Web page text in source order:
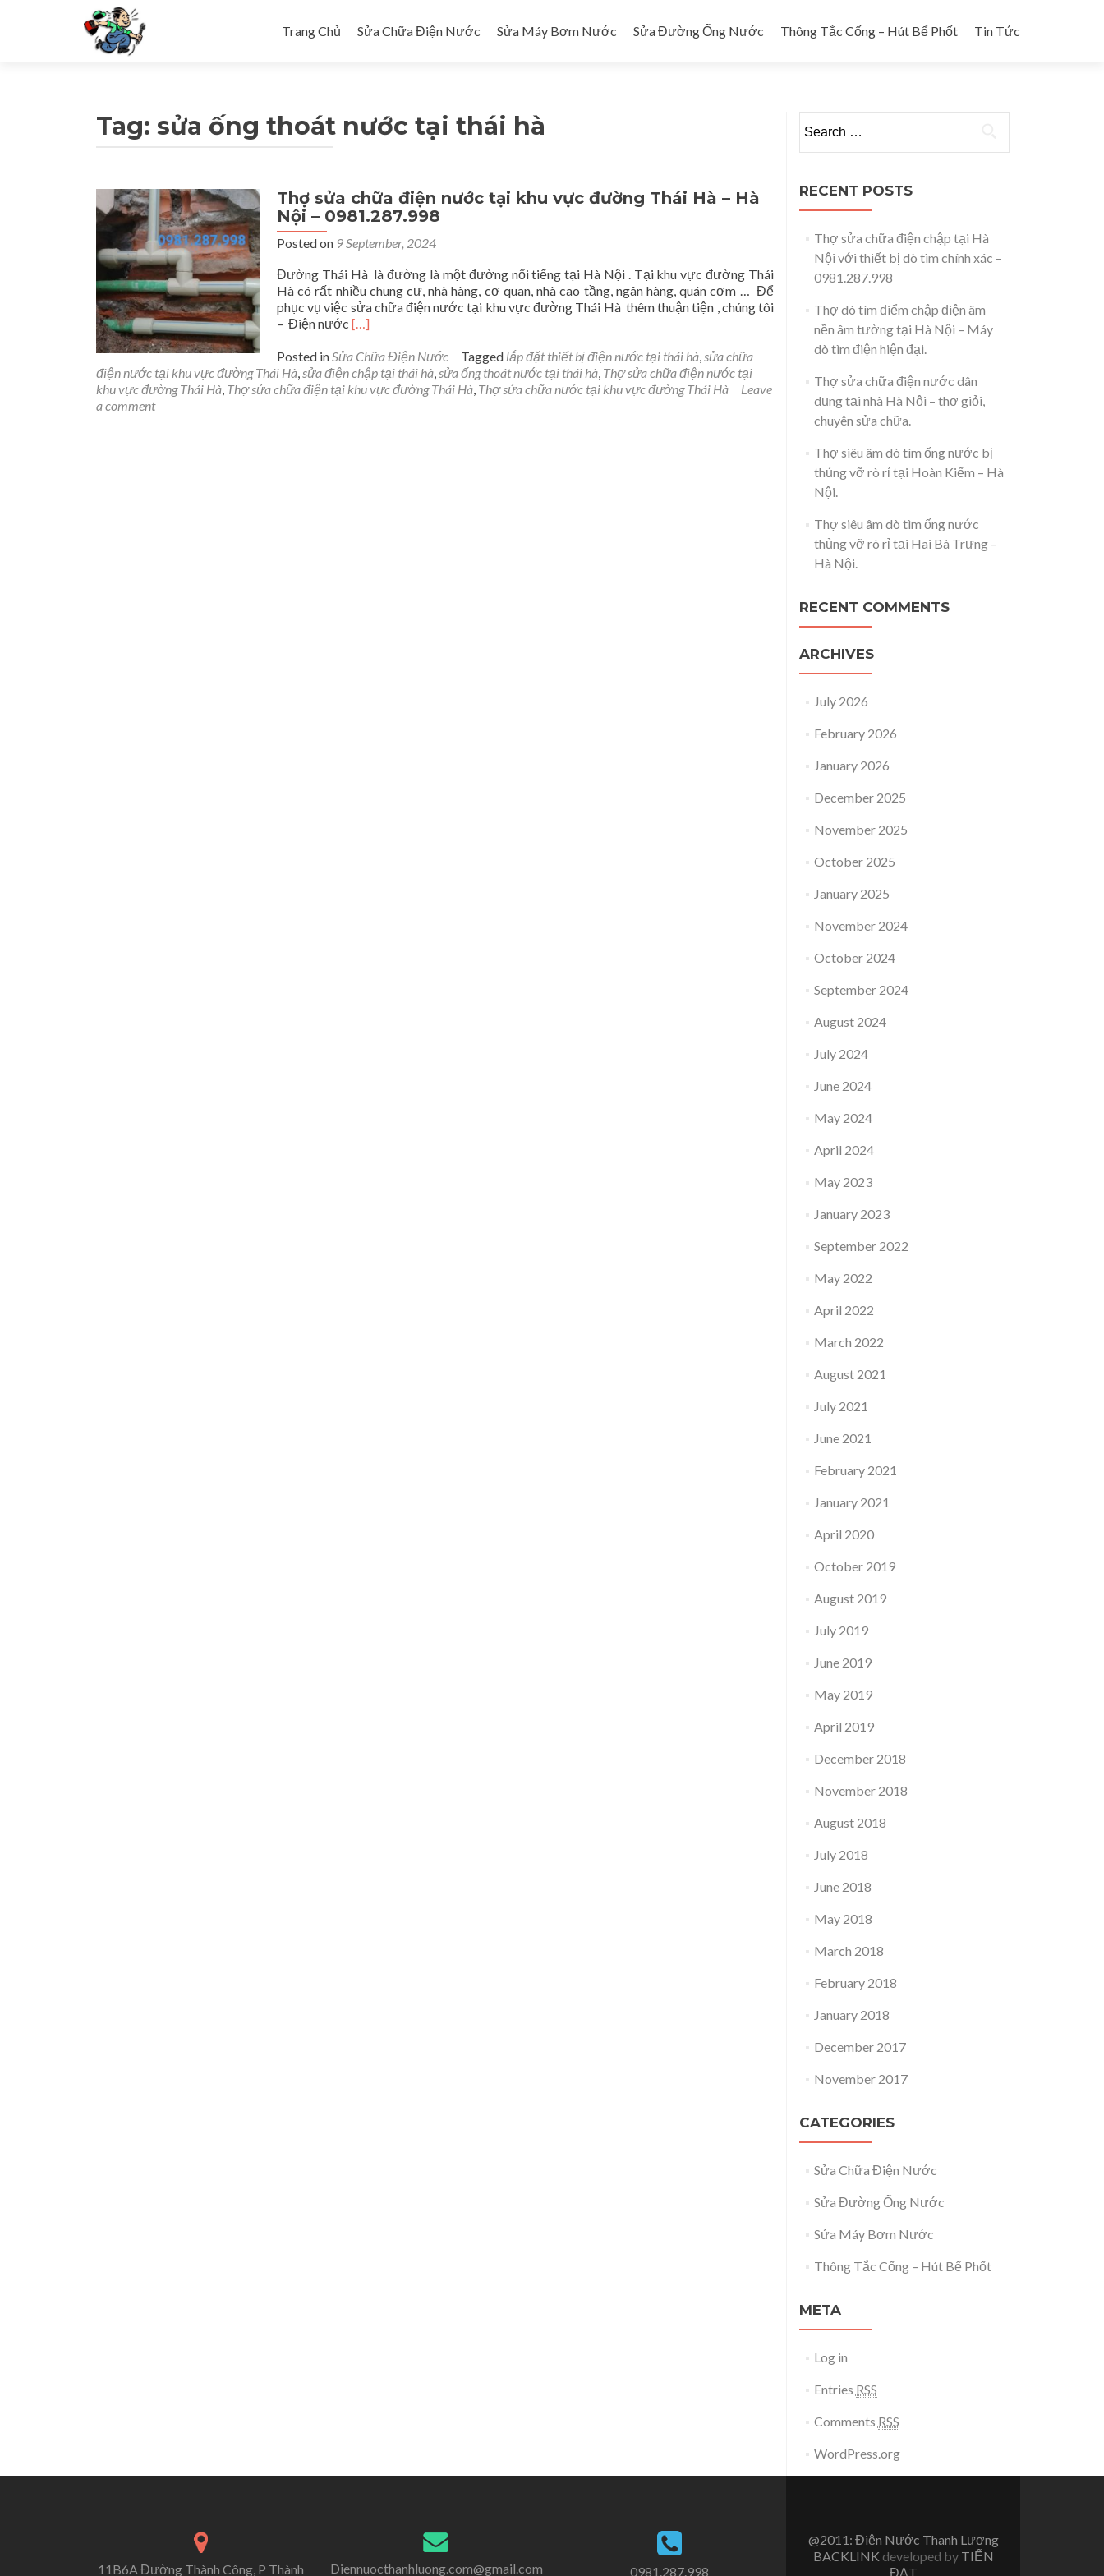
Trang Chủ
Sửa Chữa Điện Nước Sửa Máy Bơm Nước Sửa Đường Ống Nước Thông Tắc Cống – Hút Bể Phốt Tin Tức
Tag: sửa ống thoát nước tại thái hà
Thợ sửa chữa điện nước tại khu vực đường Thái Hà – Hà
Nội – 0981.287.998
Posted on 9 September, 2024
Đường Thái Hà là đường là một đường nổi tiếng tại Hà Nội . Tại khu vực đường Thái
Hà có rất nhiều chung cư, nhà hàng, cơ quan, nhà cao tầng, ngân hàng, quán cơm … Để
phục vụ việc sửa chữa điện nước tại khu vực đường Thái Hà thêm thuận tiện , chúng tôi
– Điện nước Read
about
Thợ
sửa
[…]
Posted inSửa Chữa Điện Nước Tagged lắp đặt thiết bị điện nước tại thái hà,sửa chữa
điện nước tại khu vực đường Thái Hà,sửa điện chập tại thái hà,sửa ống thoát nước tại thái hà, Thợ sửa chữa điện nước tại
khu vực đường Thái Hà, Thợ sửa chữa điện tại khu vực đường Thái Hà, Thợ sửa chữa nước tại khu vực đường Thái Hà
Leave
a comment
RECENT POSTS
Thợ sửa chữa điện chập tại Hà
Nội với thiết bị dò tìm chính xác –
0981.287.998
Thợ dò tìm điểm chập điện âm
nền âm tường tại Hà Nội – Máy
dò tìm điện hiện đại.
Thợ sửa chữa điện nước dân
dụng tại nhà Hà Nội – thợ giỏi,
chuyên sửa chữa.
Thợ siêu âm dò tìm ống nước bị
thủng vỡ rò rỉ tại Hoàn Kiếm – Hà
Nội.
Thợ siêu âm dò tìm ống nước
thủng vỡ rò rỉ tại Hai Bà Trưng –
Hà Nội.
RECENT COMMENTS
ARCHIVES
July 2026
February 2026
January 2026
December 2025
November 2025
October 2025
January 2025
November 2024
October 2024
September 2024
August 2024
July 2024
June 2024
May 2024
April 2024
May 2023
January 2023
September 2022
May 2022
April 2022
March 2022
August 2021
July 2021
June 2021
February 2021
January 2021
April 2020
October 2019
August 2019
July 2019
June 2019
May 2019
April 2019
December 2018
November 2018
August 2018
July 2018
June 2018
May 2018
March 2018
February 2018
January 2018
December 2017
November 2017
CATEGORIES
Sửa Chữa Điện Nước
Sửa Đường Ống Nước
Sửa Máy Bơm Nước
Thông Tắc Cống – Hút Bể Phốt
META
Log in
Entries RSS
Comments RSS
WordPress.org
11B6A Đường Thành Công, P Thành Diennuocthanhluong.com@gmail.com 0981.287.998
@2011: Điện Nước Thanh Lương
BACKLINK developed by TIẾN
ĐẠT